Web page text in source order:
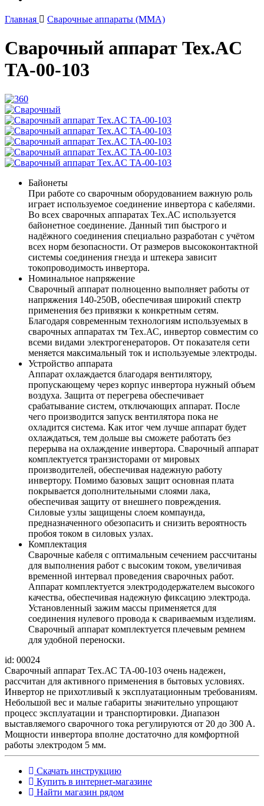
Главная Сварочные аппараты (ММА)
Сварочный аппарат Tex.AC
ТА-00-103
Байонеты
При работе со сварочным оборудованием важную роль
играет используемое соединение инвертора с кабелями.
Во всех сварочных аппаратах Тех.АС используется
байонетное соединение. Данный тип быстрого и
надёжного соединения специально разработан с учётом
всех норм безопасности. От размеров высококонтактной
системы соединения гнезда и штекера зависит
токопроводимость инвертора.
Номинальное напряжение
Сварочный аппарат полноценно выполняет работы от
напряжения 140-250В, обеспечивая широкий спектр
применения без привязки к конкретным сетям.
Благодаря современным технологиям используемых в
сварочных аппаратах тм Тех.АС, инвертор совместим со
всеми видами электрогенераторов. От показателя сети
меняется максимальный ток и используемые электроды.
Устройство аппарата
Аппарат охлаждается благодаря вентилятору,
пропускающему через корпус инвертора нужный объем
воздуха. Защита от перегрева обеспечивает
срабатывание систем, отключающих аппарат. После
чего производится запуск вентилятора пока не
охладится система. Как итог чем лучше аппарат будет
охлаждаться, тем дольше вы сможете работать без
перерыва на охлаждение инвертора. Сварочный аппарат
комплектуется транзисторами от мировых
производителей, обеспечивая надежную работу
инвертору. Помимо базовых защит основная плата
покрывается дополнительными слоями лака,
обеспечивая защиту от внешнего повреждения.
Силовые узлы защищены слоем компаунда,
предназначенного обезопасить и снизить вероятность
пробоя током в силовых узлах.
Комплектация
Сварочные кабеля с оптимальным сечением рассчитаны
для выполнения работ с высоким током, увеличивая
временной интервал проведения сварочных работ.
Аппарат комплектуется электрододержателем высокого
качества, обеспечивая надежную фиксацию электрода.
Установленный зажим массы применяется для
соединения нулевого провода к свариваемым изделиям.
Сварочный аппарат комплектуется плечевым ремнем
для удобной переноски.
id: 00024
Сварочный аппарат Тех.АС ТА-00-103 очень надежен,
рассчитан для активного применения в бытовых условиях.
Инвертор не прихотливый к эксплуатационным требованиям.
Небольшой вес и малые габариты значительно упрощают
процесс эксплуатации и транспортировки. Диапазон
выставляемого сварочного тока регулируются от 20 до 300 А.
Мощности инвертора вполне достаточно для комфортной
работы электродом 5 мм.
Скачать инструкцию
Купить в интернет-магазине
Найти магазин рядом